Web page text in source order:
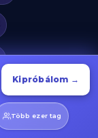
Kipróbálom →
Több ezer tag